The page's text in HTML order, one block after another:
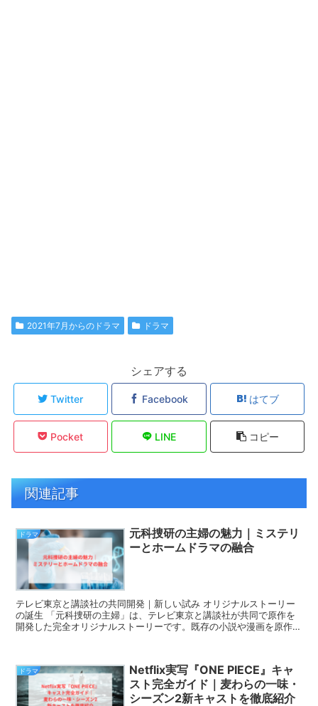
2021年7月からのドラマ ドラマ
シェアする
Twitter Facebook はてブ
Pocket LINE コピー
関連記事
ドラマ
元科捜研の主婦の魅力｜ミステリ
ーとホームドラマの融合
テレビ東京と講談社の共同開発｜新しい試み オリジナルストーリー
の誕生 「元科捜研の主婦」は、テレビ東京と講談社が共同で原作を
開発した完全オリジナルストーリーです。既存の小説や漫画を原作と
ドラマ
Netflix実写『ONE PIECE』キャ
スト完全ガイド｜麦わらの一味・
シーズン2新キャストを徹底紹介